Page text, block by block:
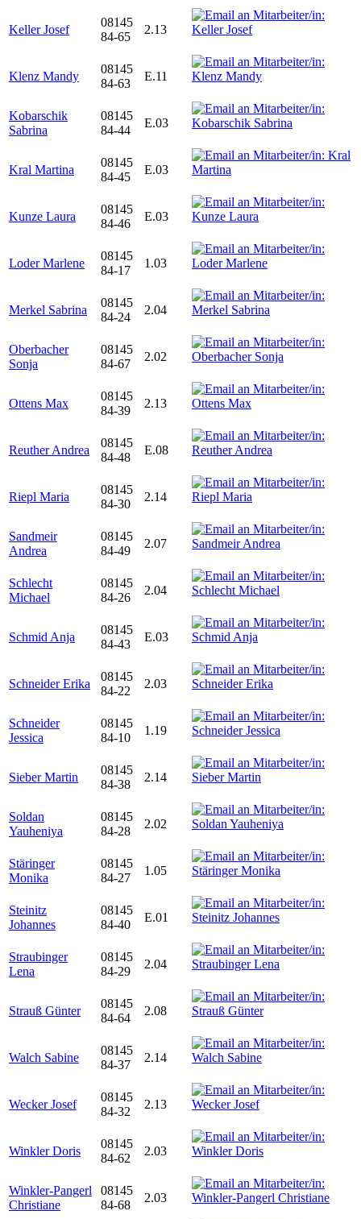
Keller Josef
08145
84-65
2.13
Klenz Mandy
08145
84-63
E.11
Kobarschik
Sabrina
08145
84-44
E.03
Kral Martina
08145
84-45
E.03
Kunze Laura
08145
84-46
E.03
Loder Marlene
08145
84-17
1.03
Merkel Sabrina
08145
84-24
2.04
Oberbacher
Sonja
08145
84-67
2.02
Ottens Max
08145
84-39
2.13
Reuther Andrea
08145
84-48
E.08
Riepl Maria
08145
84-30
2.14
Sandmeir
Andrea
08145
84-49
2.07
Schlecht
Michael
08145
84-26
2.04
Schmid Anja
08145
84-43
E.03
Schneider Erika
08145
84-22
2.03
Schneider
Jessica
08145
84-10
1.19
Sieber Martin
08145
84-38
2.14
Soldan
Yauheniya
08145
84-28
2.02
Stäringer
Monika
08145
84-27
1.05
Steinitz
Johannes
08145
84-40
E.01
Straubinger
Lena
08145
84-29
2.04
Strauß Günter
08145
84-64
2.08
Walch Sabine
08145
84-37
2.14
Wecker Josef
08145
84-32
2.13
Winkler Doris
08145
84-62
2.03
Winkler-Pangerl
Christiane
08145
84-68
2.03